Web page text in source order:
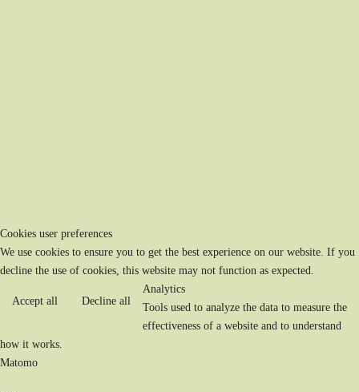
Cookies user preferences
We use cookies to ensure you to get the best experience on our website. If you
decline the use of cookies, this website may not function as expected.
Accept all Decline all
Analytics
Tools used to analyze the data to measure the
effectiveness of a website and to understand
how it works.
Matomo